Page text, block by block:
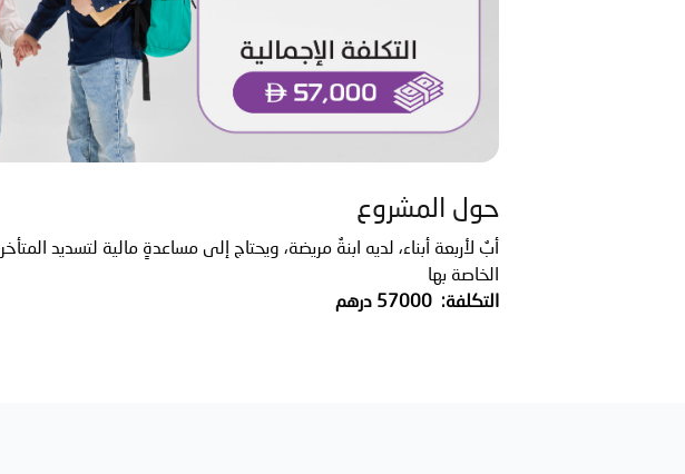
حول المشروع
أبٌ لأربعة أبناء، لديه ابنةٌ مريضة، ويحتاج إلى مساعدةٍ مالية لتسديد
الخاصة بها
التكلفة: 57000 درهم